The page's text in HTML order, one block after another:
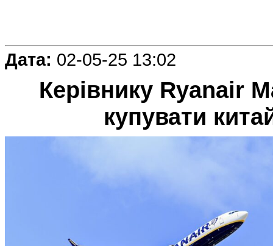
Дата: 02-05-25 13:02
Керівнику Ryanair
купувати